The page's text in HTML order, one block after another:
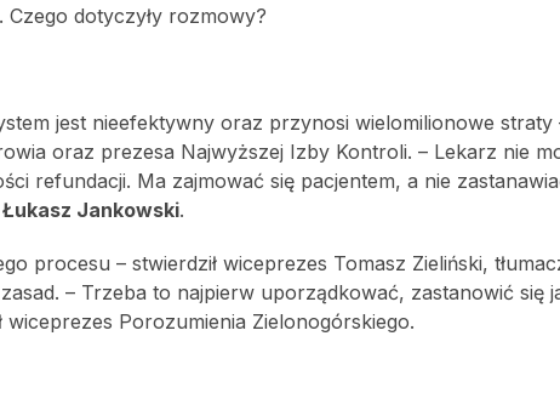
dotyczyły rozmowy?
jest nieefektywny oraz przynosi wielomilionowe straty
oraz prezesa Najwyższej Izby Kontroli. – Lekarz nie
refundacji. Ma zajmować się pacjentem, a nie
Łukasz Jankowski.
procesu – stwierdził wiceprezes Tomasz Zieliński,
– Trzeba to najpierw uporządkować, zastanowić się
Porozumienia Zielonogórskiego.